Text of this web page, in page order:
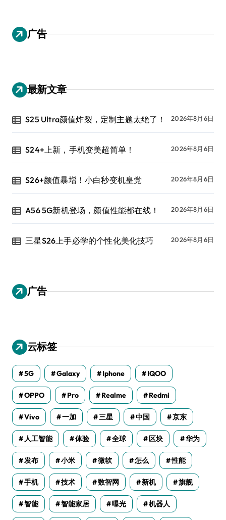
广告
最新文章
S25 Ultra颜值炸裂，定制主题太绝了！ 2026年8月6日
S24+上新，手机变美超简单！ 2026年8月6日
S26+颜值暴增！小白秒变机皇党 2026年8月6日
A56 5G新机登场，颜值性能都在线！ 2026年8月6日
三星S26上手必学的个性化美化技巧 2026年8月6日
广告
云标签
5G Galaxy Iphone IQOO
OPPO Pro Realme Redmi
Vivo 一加 三星 中国 京东
人工智能 体验 全球 区块 华为
发布 小米 微软 怎么 性能
手机 技术 数智网 新机 旗舰
智能 智能家居 曝光 机器人